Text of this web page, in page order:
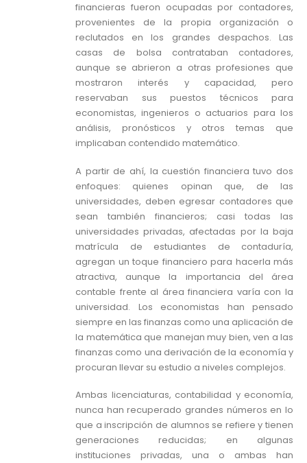
financieras fueron ocupadas por contadores,
provenientes de la propia organización o
reclutados en los grandes despachos. Las
casas de bolsa contrataban contadores,
aunque se abrieron a otras profesiones que
mostraron interés y capacidad, pero
reservaban sus puestos técnicos para
economistas, ingenieros o actuarios para los
análisis, pronósticos y otros temas que
implicaban contendido matemático.
A partir de ahí, la cuestión financiera tuvo dos
enfoques: quienes opinan que, de las
universidades, deben egresar contadores que
sean también financieros; casi todas las
universidades privadas, afectadas por la baja
matrícula de estudiantes de contaduría,
agregan un toque financiero para hacerla más
atractiva, aunque la importancia del área
contable frente al área financiera varía con la
universidad. Los economistas han pensado
siempre en las finanzas como una aplicación de
la matemática que manejan muy bien, ven a las
finanzas como una derivación de la economía y
procuran llevar su estudio a niveles complejos.
Ambas licenciaturas, contabilidad y economía,
nunca han recuperado grandes números en lo
que a inscripción de alumnos se refiere y tienen
generaciones reducidas; en algunas
instituciones privadas, una o ambas han